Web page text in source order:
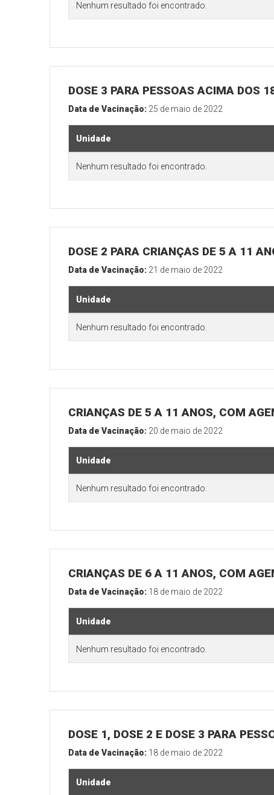
Nenhum resultado foi encontrado.
DOSE 3 PARA PESSOAS ACIMA DOS
Data de Vacinação: 25 de maio de 2022
Unidade
Nenhum resultado foi encontrado.
DOSE 2 PARA CRIANÇAS DE 5 A 11
Data de Vacinação: 21 de maio de 2022
Unidade
Nenhum resultado foi encontrado.
CRIANÇAS DE 5 A 11 ANOS, COM
Data de Vacinação: 20 de maio de 2022
Unidade
Nenhum resultado foi encontrado.
CRIANÇAS DE 6 A 11 ANOS, COM
Data de Vacinação: 18 de maio de 2022
Unidade
Nenhum resultado foi encontrado.
DOSE 1, DOSE 2 E DOSE 3 PARA
Data de Vacinação: 18 de maio de 2022
Unidade